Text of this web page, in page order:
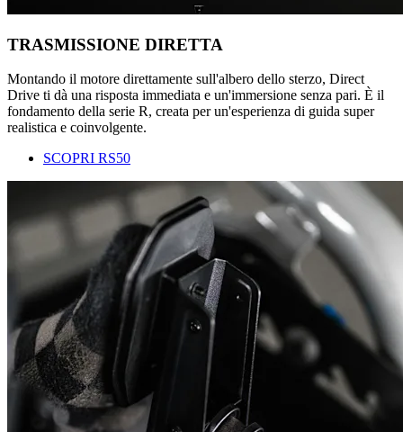
TRASMISSIONE DIRETTA
Montando il motore direttamente sull'albero dello sterzo, Direct
Drive ti dà una risposta immediata e un'immersione senza pari. È il
fondamento della serie R, creata per un'esperienza di guida super
realistica e coinvolgente.
SCOPRI RS50